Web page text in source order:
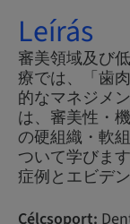
Leírás
審美領域及び
療では、「歯
的なマネジメ
は、審美性・
の硬組織・軟
ついて学びま
症例とエビデ
Célcsoport: